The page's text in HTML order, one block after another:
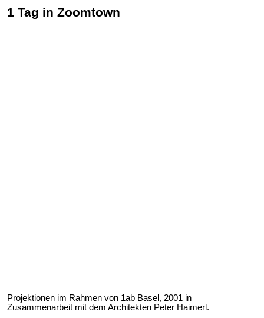
1 Tag in Zoomtown
Projektionen im Rahmen von 1ab Basel, 2001 in
Zusammenarbeit mit dem Architekten Peter Haimerl.